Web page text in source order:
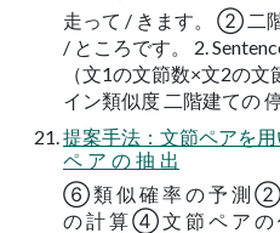
走って / きます。 ② 二
/ ところです。 2.
（文1の文節数×文2の文
イン類似度 二階建ての
提案手法：文節ペアを
ペ ア の 抽 出
⑥ 類 似 確 率 の 予 測 ②
の 計 算 ④ 文 節 ペ ア の